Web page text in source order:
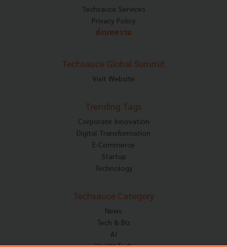
Techsauce Services
Privacy Policy
ส่งบทความ
Techsauce Global Summit
Visit Website
Trending Tags
Corporate Innovation
Digital Transformation
E-Commerce
Startup
Technology
Techsauce Category
News
Tech & Biz
AI